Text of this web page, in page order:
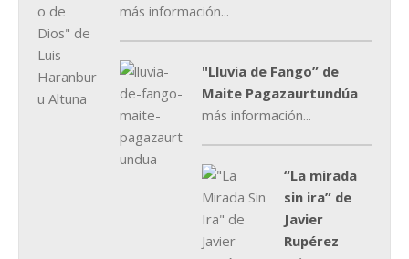
más información...
"Lluvia de Fango” de
Maite Pagazaurtundúa
más información...
“La mirada
sin ira” de
Javier
Rupérez